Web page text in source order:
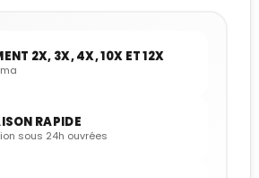
2X, 3X, 4X, 10X ET 12X
RAPIDE
sous 24h ouvrées